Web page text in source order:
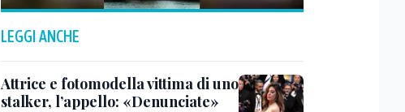
LEGGI ANCHE
Attrice e fotomodella vittima di uno
stalker, l’appello: «Denunciate»